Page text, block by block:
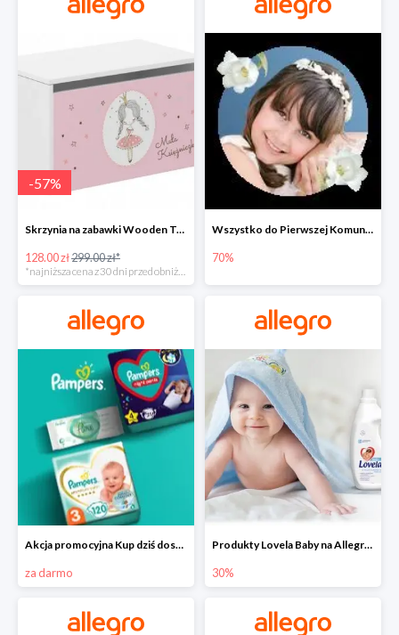
-57%
Skrzynia na zabawki Wooden Toys -57%
128.00 zł299.00 zł*
Wszystko do Pierwszej Komunii na Allegro do -70%
70%
Akcja promocyjna Kup dziś dostawa jutro
za darmo
Produkty Lovela Baby na Allegro do -30%
30%